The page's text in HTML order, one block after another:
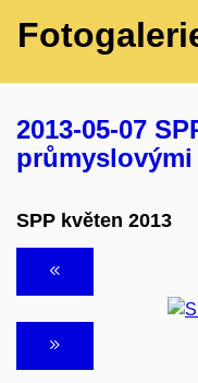
2013-05-07
SPP květen 2013